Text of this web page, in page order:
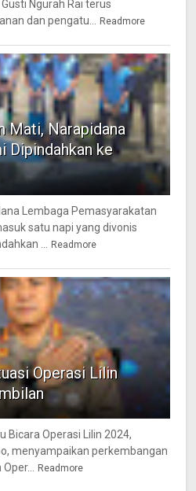
Ngurah Rai terus
dan pengatu...
Readmore
Mati, Narapidana
Dipindahkan ke
Lembaga Pemasyarakatan
satu napi yang divonis
...
Readmore
Operasi Lilin
Bicara Operasi Lilin 2024,
menyampaikan perkembangan
Readmore